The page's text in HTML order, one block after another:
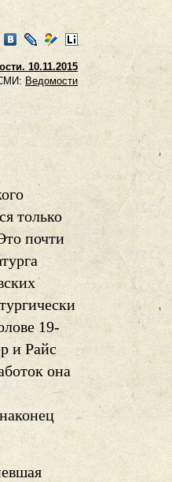
VKontakte
LiveJournal
Мой
LiveInternet
10.11.2015
Ведомости
только
почти
19-
и Райс
она